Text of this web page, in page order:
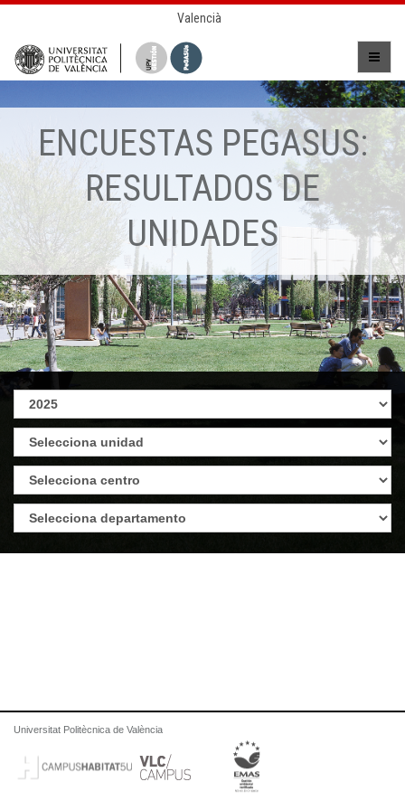
Valencià
ENCUESTAS PEGASUS:
RESULTADOS DE
UNIDADES
Universitat Politècnica de València